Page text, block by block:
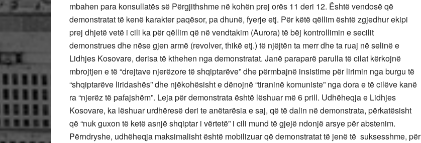
mbahen para konsullatës së Përgjithshme në kohën prej orës 11 deri 12. Është vendosë që
demonstratat të kenë karakter paqësor, pa dhunë, fyerje etj. Për këtë qëllim është zgjedhur ekipi
prej dhjetë vetë i cili ka për qëllim që në vendtakim (Aurora) të bëj kontrollimin e secilit
demonstrues dhe nëse gjen armë (revolver, thikë etj.) të njëjtën ta merr dhe ta ruaj në selinë e
Lidhjes Kosovare, derisa të kthehen nga demonstratat. Janë paraparë parulla të cilat kërkojnë
mbrojtjen e të “drejtave njerëzore të shqiptarëve” dhe përmbajnë insistime për lirimin nga burgu të
“shqiptarëve liridashës” dhe njëkohësisht e dënojnë “tiraninë komuniste” nga dora e të cilëve kanë
ra “njerëz të pafajshëm”. Leja për demonstrata është lëshuar më 6 prill. Udhëheqja e Lidhjes
Kosovare, ka lëshuar urdhëresë deri te anëtarësia e saj, që të dalin në demonstrata, përkatësisht
që “nuk guxon të ketë asnjë shqiptar i vërtetë” i cili mund të gjejë ndonjë arsye për abstenim.
Përndryshe, udhëheqja maksimalisht është mobilizuar që demonstratat të jenë të suksesshme, për